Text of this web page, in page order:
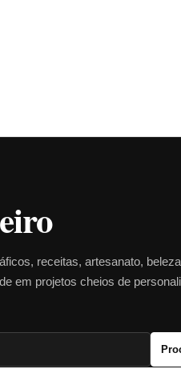
receitas, artesanato,
em projetos cheios de